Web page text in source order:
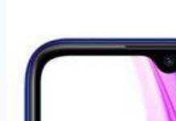
Dual
SIM
Modrý